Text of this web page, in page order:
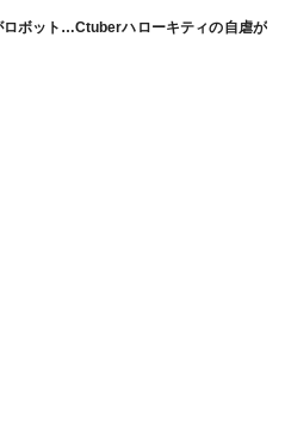
ロボット…Ctuberハローキティの自虐が